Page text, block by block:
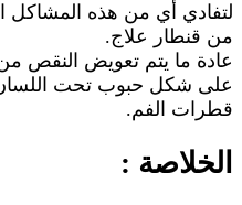
لتفادي أي من هذه المشاكل
من قنطار علاج.
عادة ما يتم تعويض النقص
على شكل حبوب تحت
قطرات الفم.
الخلاصة :